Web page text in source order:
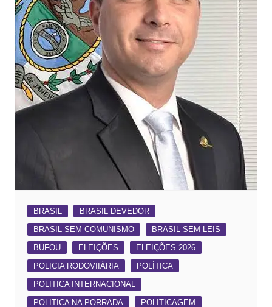
BRASIL
BRASIL DEVEDOR
BRASIL SEM COMUNISMO
BRASIL SEM LEIS
BUFOU
ELEIÇÕES
ELEIÇÕES 2026
POLICIA RODOVIIÁRIA
POLÍTICA
POLITICA INTERNACIONAL
POLITICA NA PORRADA
POLITICAGEM